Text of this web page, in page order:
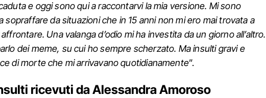
e oggi sono qui a raccontarvi la mia versione. Mi sono
sopraffare da situazioni che in 15 anni non mi ero mai trovata a
Una valanga d’odio mi ha investita da un giorno all’altro.
dei meme, su cui ho sempre scherzato. Ma insulti gravi e
di morte che mi arrivavano quotidianamente”.
ricevuti da Alessandra Amoroso